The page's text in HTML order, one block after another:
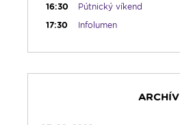
16:30
Pútnický víkend
17:30
Infolumen
Rádio Vatikán - SKARCHÍV